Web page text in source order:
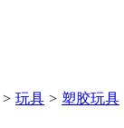
> 玩具 > 塑胶玩具